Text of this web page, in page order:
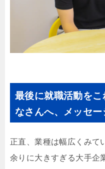
最後に就職活動を
なさんへ、メッセー
正直、業種は幅広くみて
余りに大きすぎる大手企